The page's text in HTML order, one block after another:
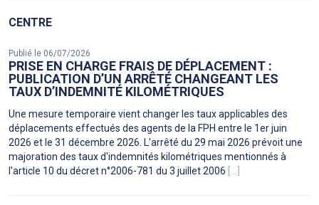
CENTRE
Publié le 06/07/2026
PRISE EN CHARGE FRAIS DE DÉPLACEMENT :
PUBLICATION D’UN ARRÊTÉ CHANGEANT LES
TAUX D’INDEMNITÉ KILOMÉTRIQUES
Une mesure temporaire vient changer les taux applicables des
déplacements effectués des agents de la FPH entre le 1er juin
2026 et le 31 décembre 2026. L'arrêté du 29 mai 2026 prévoit une
majoration des taux d'indemnités kilométriques mentionnés à
l'article 10 du décret n°2006-781 du 3 juillet 2006 [...]